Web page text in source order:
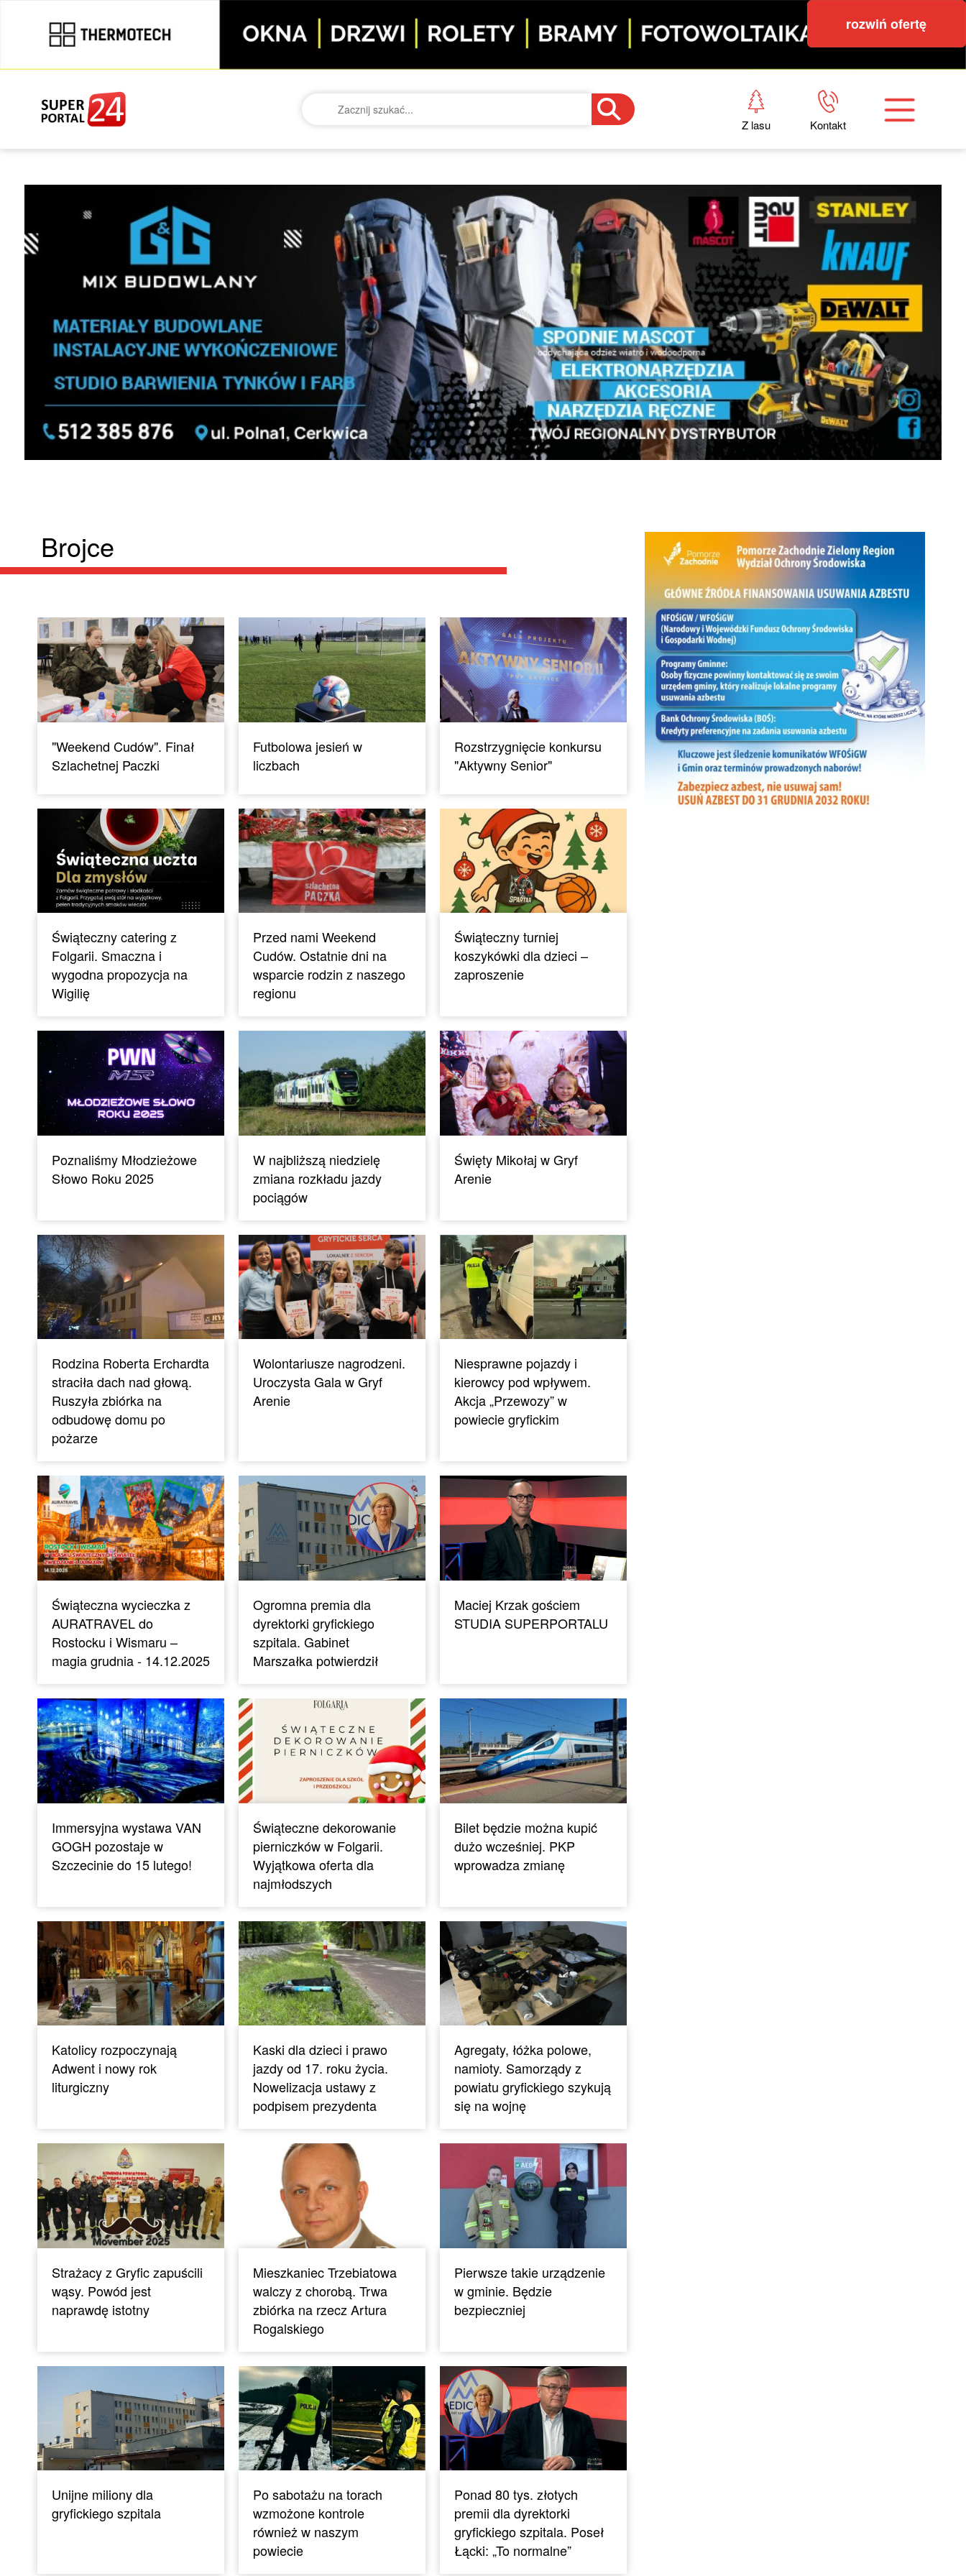
rozwiń ofertę
Z lasu Kontakt
Brojce
"Weekend Cudów". Finał
Szlachetnej Paczki
Futbolowa jesień w
liczbach
Rozstrzygnięcie konkursu
"Aktywny Senior"
Świąteczny catering z
Folgarii. Smaczna i
wygodna propozycja na
Wigilię
Przed nami Weekend
Cudów. Ostatnie dni na
wsparcie rodzin z naszego
regionu
Świąteczny turniej
koszykówki dla dzieci –
zaproszenie
Poznaliśmy Młodzieżowe
Słowo Roku 2025
W najbliższą niedzielę
zmiana rozkładu jazdy
pociągów
Święty Mikołaj w Gryf
Arenie
Rodzina Roberta Erchardta
straciła dach nad głową.
Ruszyła zbiórka na
odbudowę domu po
pożarze
Wolontariusze nagrodzeni.
Uroczysta Gala w Gryf
Arenie
Niesprawne pojazdy i
kierowcy pod wpływem.
Akcja „Przewozy” w
powiecie gryfickim
Świąteczna wycieczka z
AURATRAVEL do
Rostocku i Wismaru –
magia grudnia - 14.12.2025
Ogromna premia dla
dyrektorki gryfickiego
szpitala. Gabinet
Marszałka potwierdził
Maciej Krzak gościem
STUDIA SUPERPORTALU
Immersyjna wystawa VAN
GOGH pozostaje w
Szczecinie do 15 lutego!
Świąteczne dekorowanie
pierniczków w Folgarii.
Wyjątkowa oferta dla
najmłodszych
Bilet będzie można kupić
dużo wcześniej. PKP
wprowadza zmianę
Katolicy rozpoczynają
Adwent i nowy rok
liturgiczny
Kaski dla dzieci i prawo
jazdy od 17. roku życia.
Nowelizacja ustawy z
podpisem prezydenta
Agregaty, łóżka polowe,
namioty. Samorządy z
powiatu gryfickiego szykują
się na wojnę
Strażacy z Gryfic zapuścili
wąsy. Powód jest
naprawdę istotny
Mieszkaniec Trzebiatowa
walczy z chorobą. Trwa
zbiórka na rzecz Artura
Rogalskiego
Pierwsze takie urządzenie
w gminie. Będzie
bezpieczniej
Unijne miliony dla
gryfickiego szpitala
Po sabotażu na torach
wzmożone kontrole
również w naszym
powiecie
Ponad 80 tys. złotych
premii dla dyrektorki
gryfickiego szpitala. Poseł
Łącki: „To normalne”